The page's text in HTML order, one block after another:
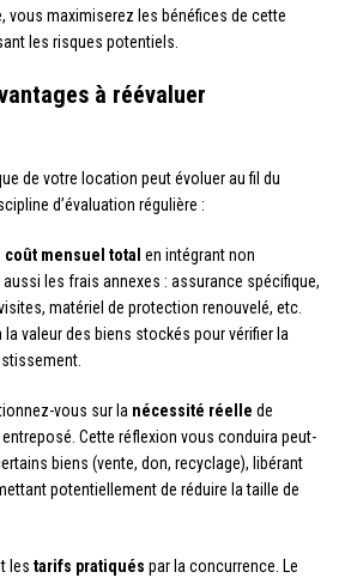
vous maximiserez les bénéfices de cette
les risques potentiels.
à réévaluer
de votre location peut évoluer au fil du
d’évaluation régulière :
coût mensuel total en intégrant non
les frais annexes : assurance spécifique,
matériel de protection renouvelé, etc.
valeur des biens stockés pour vérifier la
vous sur la nécessité réelle de
Cette réflexion vous conduira peut-
biens (vente, don, recyclage), libérant
potentiellement de réduire la taille de
les tarifs pratiqués par la concurrence. Le